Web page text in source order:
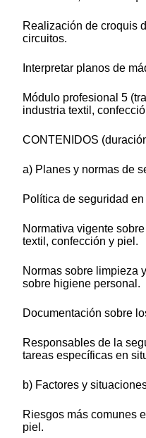
Realización de croquis
circuitos.
Interpretar planos de
Módulo profesional 5
industria textil,
CONTENIDOS
a) Planes y normas de
Política de seguridad
Normativa vigente
textil, confección y piel.
Normas sobre limpieza
sobre higiene personal.
Documentación sobre
Responsables de la
tareas específicas en
b) Factores y
Riesgos más comunes
piel.